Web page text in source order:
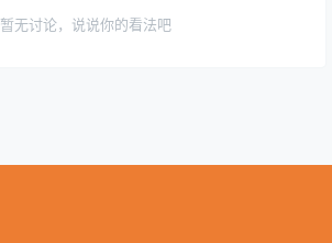
暂无讨论，说说你的看法吧